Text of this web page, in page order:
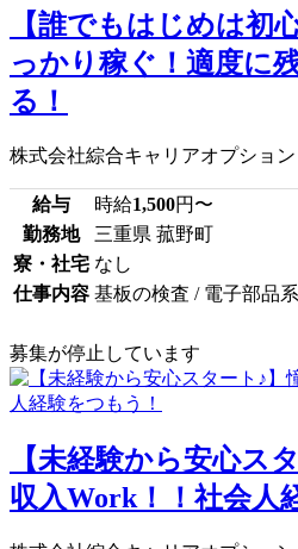
【誰でもはじめは初
っかり稼ぐ！適度に
る！
株式会社綜合キャリアオプション
給与 時給1,500円〜
勤務地
三重県 菰野町
寮・社宅 なし
仕事内容 基板の検査 / 電子部品
募集が停止しています
【未経験から安心ス
収入Work！！社会人